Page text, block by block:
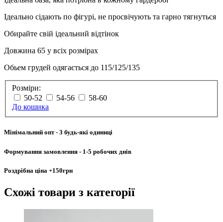
Ідеально сідають по фігурі, не просвічують та гарно тягнуться
Обирайте свій ідеальний відтінок
Довжина 65 у всіх розмірах
Обьем грудей одягається до 115/125/135
Розміри:
50-52
54-56
58-60
До кошика
Мінімальний опт- 3 будь-які одиниці
Формування замовлення - 1-5 робочих днів
Роздрібна ціна +150грн
Схожі товари з категорії